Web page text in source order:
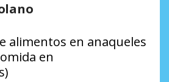
alimentos en anaqueles
en